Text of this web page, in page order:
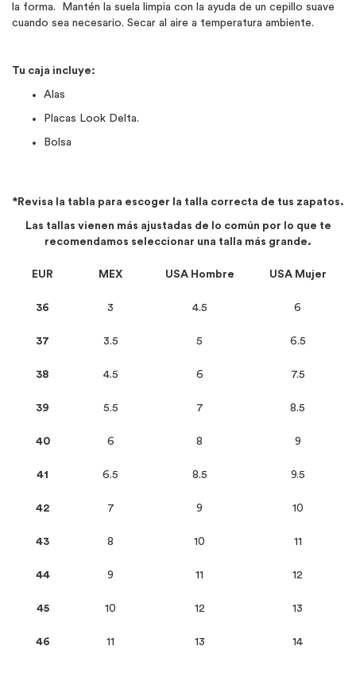
la forma. Mantén la suela limpia con la ayuda de un cepillo suave
cuando sea necesario. Secar al aire a temperatura ambiente.
Tu caja incluye:
Alas
Placas Look Delta.
Bolsa
*Revisa la tabla para escoger la talla correcta de tus zapatos.
Las tallas vienen más ajustadas de lo común por lo que te
recomendamos seleccionar una talla más grande.
EUR MEX USA Hombre USA Mujer
36 3 4.5 6
37 3.5 5 6.5
38 4.5 6 7.5
39 5.5 7 8.5
40 6 8 9
41 6.5 8.5 9.5
42 7 9 10
43 8 10 11
44 9 11 12
45 10 12 13
46 11 13 14